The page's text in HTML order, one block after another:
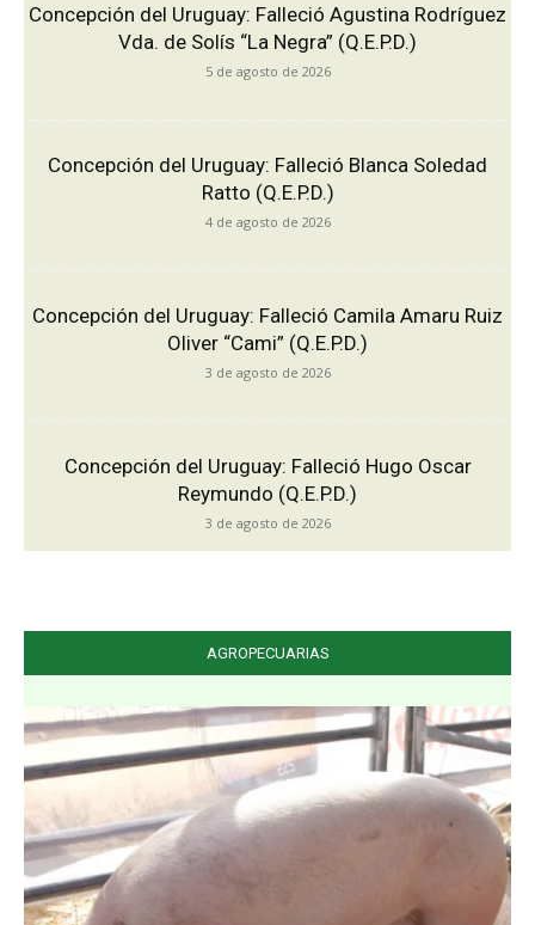
Concepción del Uruguay: Falleció Agustina Rodríguez
Vda. de Solís “La Negra” (Q.E.P.D.)
5 de agosto de 2026
Concepción del Uruguay: Falleció Blanca Soledad
Ratto (Q.E.P.D.)
4 de agosto de 2026
Concepción del Uruguay: Falleció Camila Amaru Ruiz
Oliver “Cami” (Q.E.P.D.)
3 de agosto de 2026
Concepción del Uruguay: Falleció Hugo Oscar
Reymundo (Q.E.P.D.)
3 de agosto de 2026
AGROPECUARIAS